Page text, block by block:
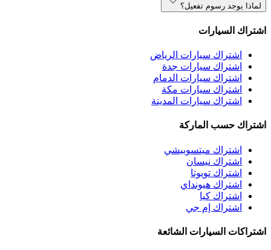
لماذا يوجد رسوم تفعيل؟
اشتراك السيارات
اشتراك سيارات الرياض
اشتراك سيارات جدة
اشتراك سيارات الدمام
اشتراك سيارات مكة
اشتراك سيارات المدينة
اشتراك حسب الماركة
اشتراك ميتسوبيشي
اشتراك نيسان
اشتراك تويوتا
اشتراك هيونداي
اشتراك كيا
اشتراك إم جي
اشتراكات السيارات الشائعة